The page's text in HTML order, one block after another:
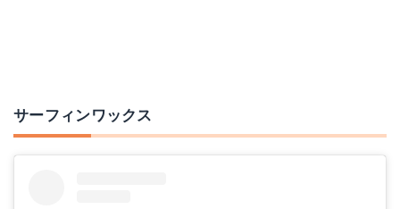
サーフィンワックス